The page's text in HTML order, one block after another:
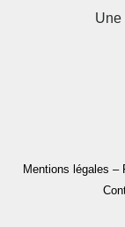
Une
Mentions légales –